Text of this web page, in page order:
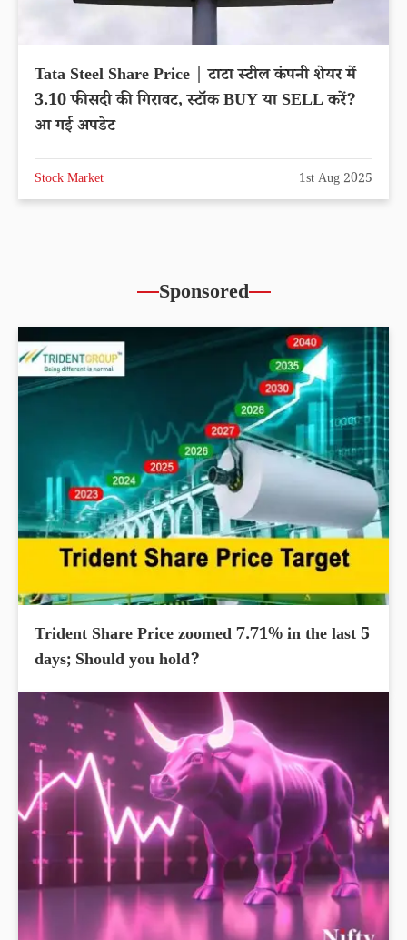
Tata Steel Share Price | टाटा स्टील कंपनी शेयर में
3.10 फीसदी की गिरावट, स्टॉक BUY या SELL करें?
आ गई अपडेट
Stock Market 1st Aug 2025
Sponsored
Trident Share Price zoomed 7.71% in the last 5
days; Should you hold?